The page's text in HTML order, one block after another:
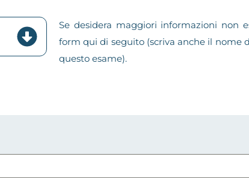
Se desidera maggiori informazioni non
form qui di seguito (scriva anche il nome
questo esame).